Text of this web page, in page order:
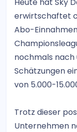
erwirtschaftet
Abo-
nochmals
Schätzungen
von 5.000-
Trotz dieser
Unternehmen